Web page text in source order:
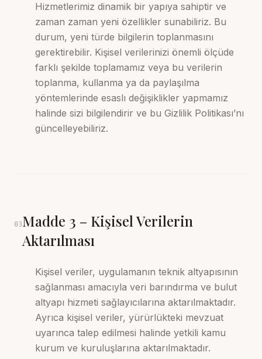
Hizmetlerimiz dinamik bir yapıya sahiptir ve
zaman zaman yeni özellikler sunabiliriz. Bu
durum, yeni türde bilgilerin toplanmasını
gerektirebilir. Kişisel verilerinizi önemli ölçüde
farklı şekilde toplamamız veya bu verilerin
toplanma, kullanma ya da paylaşılma
yöntemlerinde esaslı değişiklikler yapmamız
halinde sizi bilgilendirir ve bu Gizlilik Politikası’nı
güncelleyebiliriz.
03Madde 3 – Kişisel Verilerin
Aktarılması
Kişisel veriler, uygulamanın teknik altyapısının
sağlanması amacıyla veri barındırma ve bulut
altyapı hizmeti sağlayıcılarına aktarılmaktadır.
Ayrıca kişisel veriler, yürürlükteki mevzuat
uyarınca talep edilmesi halinde yetkili kamu
kurum ve kuruluşlarına aktarılmaktadır.